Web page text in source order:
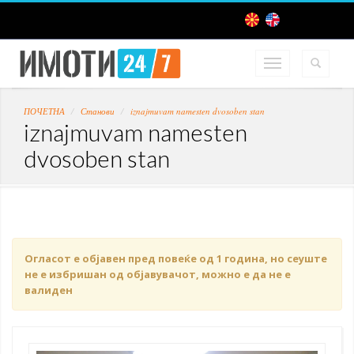
ПОЧЕТНА Станови iznajmuvam namesten dvosoben stan
iznajmuvam namesten
dvosoben stan
Огласот е објавен пред повеќе од 1 година, но сеуште
не е избришан од објавувачот, можно е да не е
валиден